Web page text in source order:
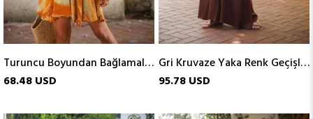
Turuncu Boyundan Bağlamalı Kısa İpek Elbise
68.48 USD
Gri Kruvaze Yaka Renk Geçişli Elbise
95.78 USD